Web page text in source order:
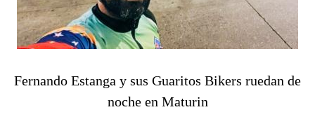
Fernando Estanga y sus Guaritos Bikers ruedan de
noche en Maturin